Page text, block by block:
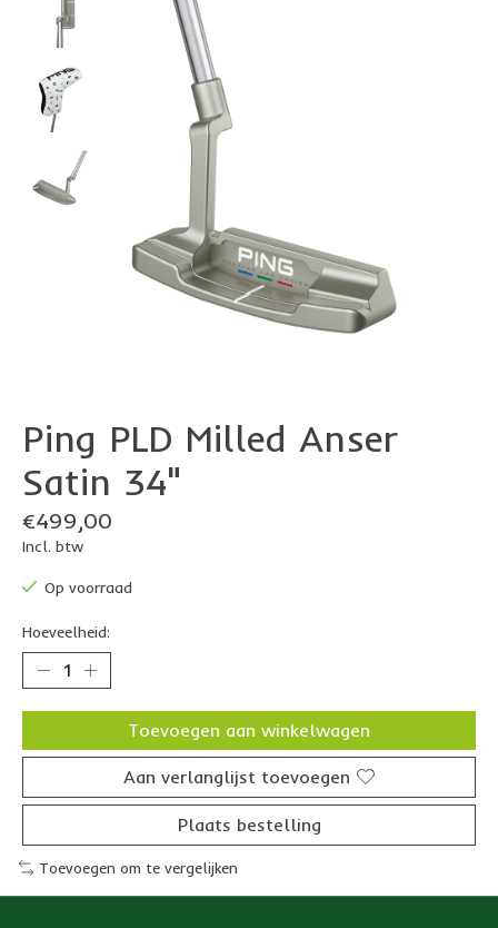
Ping PLD Milled Anser
Satin 34"
€499,00
Incl. btw
Op voorraad
Hoeveelheid:
Toevoegen aan winkelwagen
Aan verlanglijst toevoegen
Plaats bestelling
Toevoegen om te vergelijken